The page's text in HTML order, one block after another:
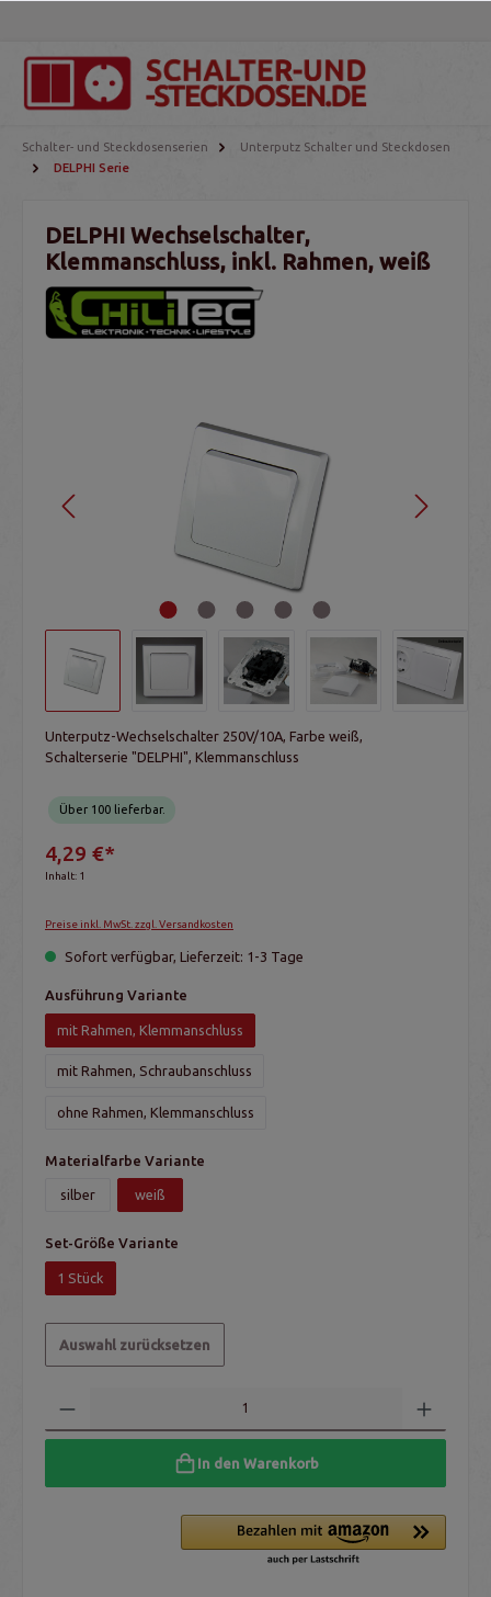
Schalter- und Steckdosenserien
Unterputz Schalter und Steckdosen
DELPHI Serie
DELPHI Wechselschalter,
Klemmanschluss, inkl. Rahmen, weiß
Unterputz-Wechselschalter 250V/10A, Farbe weiß,
Schalterserie "DELPHI", Klemmanschluss
Über 100 lieferbar.
4,29 €*
Inhalt: 1
Preise inkl. MwSt. zzgl. Versandkosten
Sofort verfügbar, Lieferzeit: 1-3 Tage
Ausführung Variante
mit Rahmen, Klemmanschluss
mit Rahmen, Schraubanschluss
ohne Rahmen, Klemmanschluss
Materialfarbe Variante
silber weiß
Set-Größe Variante
1 Stück
Auswahl zurücksetzen
In den Warenkorb